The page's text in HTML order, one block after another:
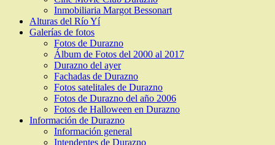
Inmobiliaria Margot Bessonart
Alturas del Río Yí
Galerías de fotos
Fotos de Durazno
Álbum de Fotos del 2000 al 2017
Durazno del ayer
Fachadas de Durazno
Fotos satelitales de Durazno
Fotos de Durazno del año 2006
Fotos de Halloween en Durazno
Información de Durazno
Información general
Intendentes de Durazno